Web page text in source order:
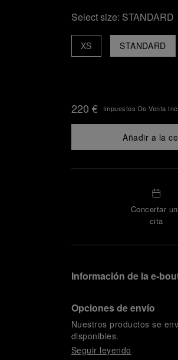
Select size: STANDARD
STANDARD
XS
220 € Impuestos De Venta
Añadir a la
Concertar
cita
Información de la e-
Opciones de envío
Nuestros productos se
disponibles.
Seguir leyendo